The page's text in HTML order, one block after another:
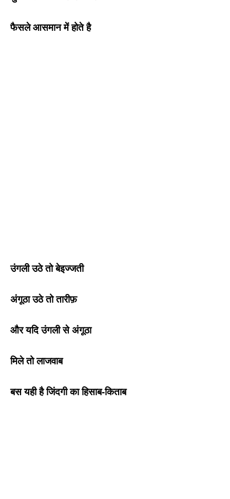
फैसले आसमान में होते है
उंगली उठे तो बेइज्जती
अंगूठा उठे तो तारीफ़
और यदि उंगली से अंगूठा
मिले तो लाजवाब
बस यही है जिंदगी का हिसाब-किताब